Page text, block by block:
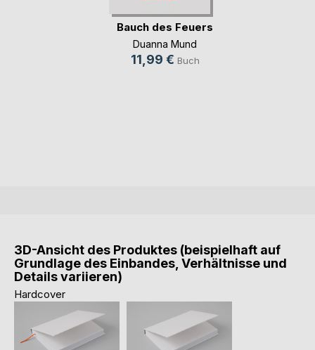
Bauch des Feuers
Duanna Mund
11,99 € Buch
3D-Ansicht des Produktes (beispielhaft auf
Grundlage des Einbandes, Verhältnisse und
Details variieren)
Hardcover